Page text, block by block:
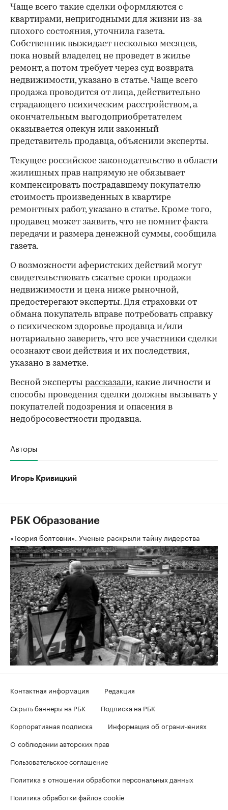
Чаще всего такие сделки оформляются с
квартирами, непригодными для жизни из-за
плохого состояния, уточнила газета.
Собственник выжидает несколько месяцев,
пока новый владелец не проведет в жилье
ремонт, а потом требует через суд возврата
недвижимости, указано в статье. Чаще всего
продажа проводится от лица, действительно
страдающего психическим расстройством, а
окончательным выгодоприобретателем
оказывается опекун или законный
представитель продавца, объяснили эксперты.
Текущее российское законодательство в области
жилищных прав напрямую не обязывает
компенсировать пострадавшему покупателю
стоимость произведенных в квартире
ремонтных работ, указано в статье. Кроме того,
продавец может заявить, что не помнит факта
передачи и размера денежной суммы, сообщила
газета.
О возможности аферистских действий могут
свидетельствовать сжатые сроки продажи
недвижимости и цена ниже рыночной,
предостерегают эксперты. Для страховки от
обмана покупатель вправе потребовать справку
о психическом здоровье продавца и/или
нотариально заверить, что все участники сделки
осознают свои действия и их последствия,
указано в заметке.
Весной эксперты рассказали, какие личности и
способы проведения сделки должны вызывать у
покупателей подозрения и опасения в
недобросовестности продавца.
Авторы
Игорь Кривицкий
РБК Образование
«Теория болтовни». Ученые раскрыли тайну лидерства
Контактная информация
Редакция
Скрыть баннеры на РБК
Подписка на РБК
Корпоративная подписка
Информация об ограничениях
О соблюдении авторских прав
Пользовательское соглашение
Политика в отношении обработки персональных данных
Политика обработки файлов cookie